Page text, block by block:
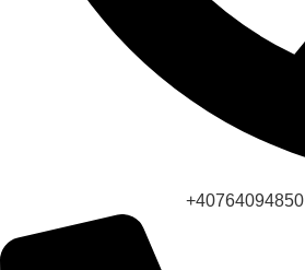
+40764094850